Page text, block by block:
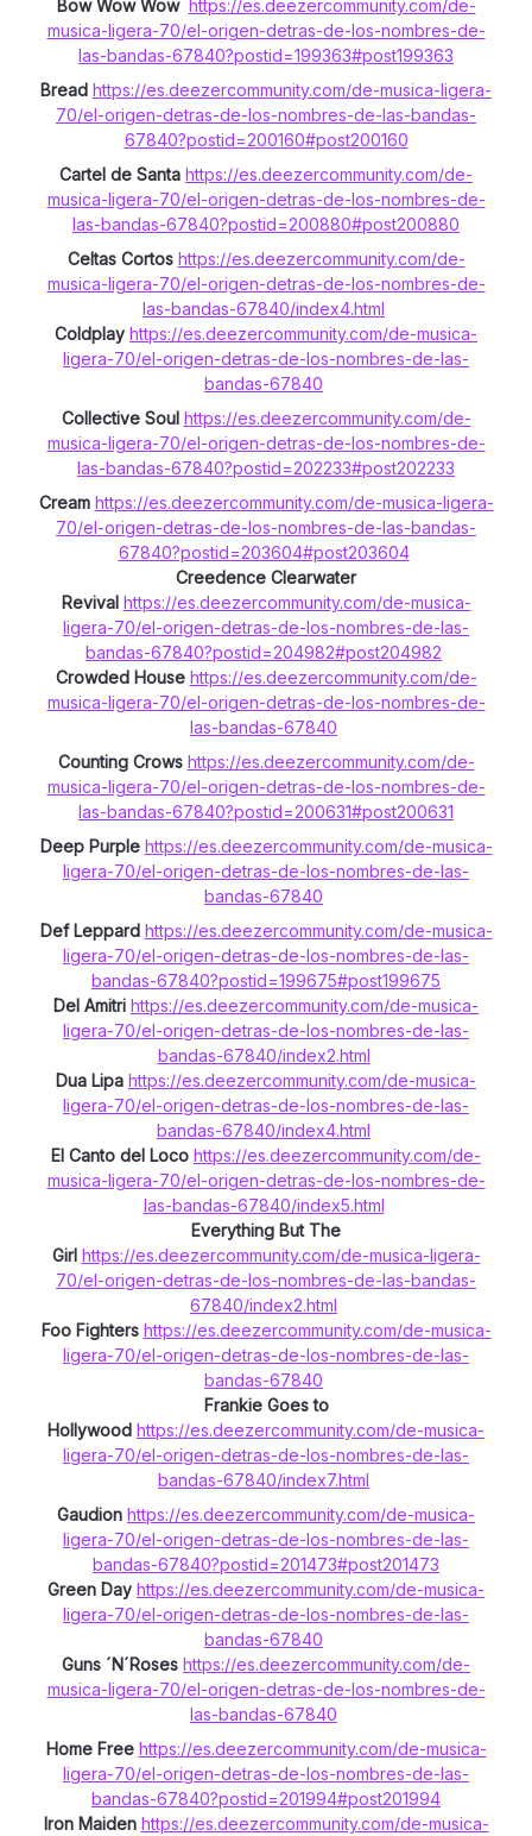
Bow Wow Wow
https://es.deezercommunity.com/de-
musica-ligera-70/el-origen-detras-de-los-nombres-de-
las-bandas-67840?postid=199363#post199363
Bread https://es.deezercommunity.com/de-musica-ligera-
70/el-origen-detras-de-los-nombres-de-las-bandas-
67840?postid=200160#post200160
Cartel de Santa https://es.deezercommunity.com/de-
musica-ligera-70/el-origen-detras-de-los-nombres-de-
las-bandas-67840?postid=200880#post200880
Celtas Cortos https://es.deezercommunity.com/de-
musica-ligera-70/el-origen-detras-de-los-nombres-de-
las-bandas-67840/index4.html
Coldplay https://es.deezercommunity.com/de-musica-
ligera-70/el-origen-detras-de-los-nombres-de-las-
bandas-67840
Collective Soul https://es.deezercommunity.com/de-
musica-ligera-70/el-origen-detras-de-los-nombres-de-
las-bandas-67840?postid=202233#post202233
Cream https://es.deezercommunity.com/de-musica-ligera-
70/el-origen-detras-de-los-nombres-de-las-bandas-
67840?postid=203604#post203604
Creedence Clearwater
Revival https://es.deezercommunity.com/de-musica-
ligera-70/el-origen-detras-de-los-nombres-de-las-
bandas-67840?postid=204982#post204982
Crowded House https://es.deezercommunity.com/de-
musica-ligera-70/el-origen-detras-de-los-nombres-de-
las-bandas-67840
Counting Crows https://es.deezercommunity.com/de-
musica-ligera-70/el-origen-detras-de-los-nombres-de-
las-bandas-67840?postid=200631#post200631
Deep Purple https://es.deezercommunity.com/de-musica-
ligera-70/el-origen-detras-de-los-nombres-de-las-
bandas-67840
Def Leppard https://es.deezercommunity.com/de-musica-
ligera-70/el-origen-detras-de-los-nombres-de-las-
bandas-67840?postid=199675#post199675
Del Amitri https://es.deezercommunity.com/de-musica-
ligera-70/el-origen-detras-de-los-nombres-de-las-
bandas-67840/index2.html
Dua Lipa https://es.deezercommunity.com/de-musica-
ligera-70/el-origen-detras-de-los-nombres-de-las-
bandas-67840/index4.html
El Canto del Loco https://es.deezercommunity.com/de-
musica-ligera-70/el-origen-detras-de-los-nombres-de-
las-bandas-67840/index5.html
Everything But The
Girl https://es.deezercommunity.com/de-musica-ligera-
70/el-origen-detras-de-los-nombres-de-las-bandas-
67840/index2.html
Foo Fighters https://es.deezercommunity.com/de-musica-
ligera-70/el-origen-detras-de-los-nombres-de-las-
bandas-67840
Frankie Goes to
Hollywood https://es.deezercommunity.com/de-musica-
ligera-70/el-origen-detras-de-los-nombres-de-las-
bandas-67840/index7.html
Gaudion https://es.deezercommunity.com/de-musica-
ligera-70/el-origen-detras-de-los-nombres-de-las-
bandas-67840?postid=201473#post201473
Green Day https://es.deezercommunity.com/de-musica-
ligera-70/el-origen-detras-de-los-nombres-de-las-
bandas-67840
Guns ´N´Roses https://es.deezercommunity.com/de-
musica-ligera-70/el-origen-detras-de-los-nombres-de-
las-bandas-67840
Home Free https://es.deezercommunity.com/de-musica-
ligera-70/el-origen-detras-de-los-nombres-de-las-
bandas-67840?postid=201994#post201994
Iron Maiden https://es.deezercommunity.com/de-musica-